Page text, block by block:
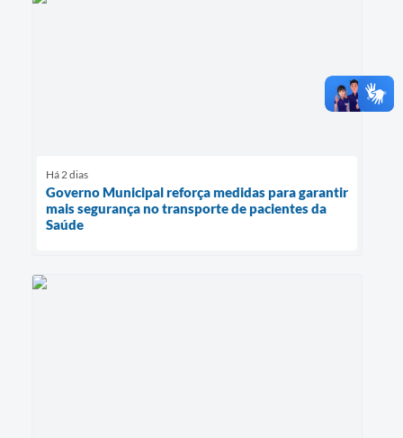
Há 2 dias
Governo Municipal reforça medidas para garantir
mais segurança no transporte de pacientes da
Saúde